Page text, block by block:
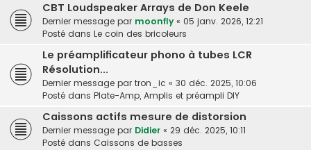
CBT Loudspeaker Arrays de Don Keele
Dernier message par moonfly « 05 janv. 2026, 12:21
Posté dans Le coin des bricoleurs
Le préamplificateur phono à tubes LCR
Résolution...
Dernier message par tron_ic « 30 déc. 2025, 10:06
Posté dans Plate-Amp, Amplis et préampli DIY
Caissons actifs mesure de distorsion
Dernier message par Didier « 29 déc. 2025, 10:11
Posté dans Caissons de basses